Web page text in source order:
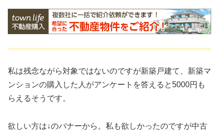
私は残念ながら対象ではないのですが新築戸建て、新築マ
ンションの購入した人がアンケートを答えると5000円も
らえるそうです。
欲しい方は↓のバナーから。私も欲しかったのですが中古